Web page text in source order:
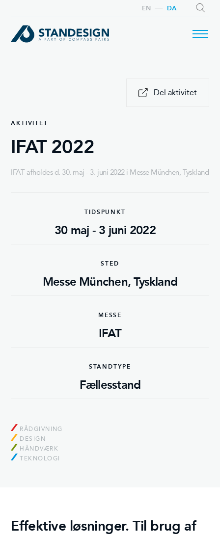
DA
EN
AKTIVITET
IFAT 2022
IFAT afholdes d. 30. maj - 3. juni 2022 i Messe München, Tyskland
Del aktivitet
TIDSPUNKT
30 maj - 3 juni 2022
STED
Messe München, Tyskland
MESSE
IFAT
STANDTYPE
Fællesstand
RÅDGIVNING
DESIGN
HÅNDVÆRK
TEKNOLOGI
Effektive løsninger. Til brug af